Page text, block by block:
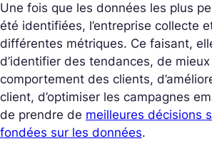
Une fois que les données les plus
été identifiées, l’entreprise collecte
différentes métriques. Ce faisant,
d’identifier des tendances, de
comportement des clients,
client, d’optimiser les campagnes
de prendre de meilleures décisions
fondées sur les données.